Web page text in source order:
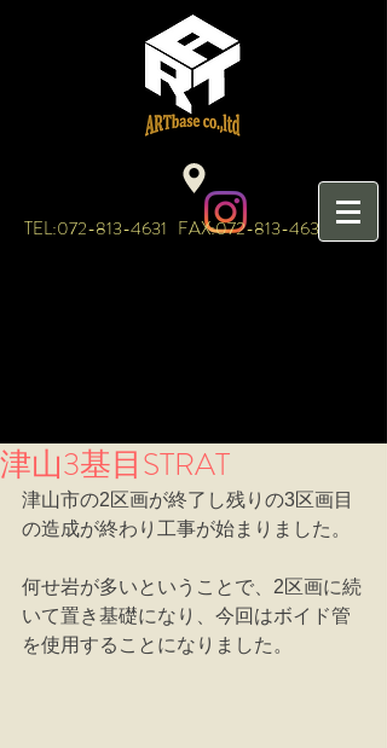
TEL:072-813-4631 FAX:072-813-4632
津山3基目STRAT
津山市の2区画が終了し残りの3区画目
の造成が終わり工事が始まりました。
何せ岩が多いということで、2区画に続
いて置き基礎になり、今回はボイド管
を使用することになりました。